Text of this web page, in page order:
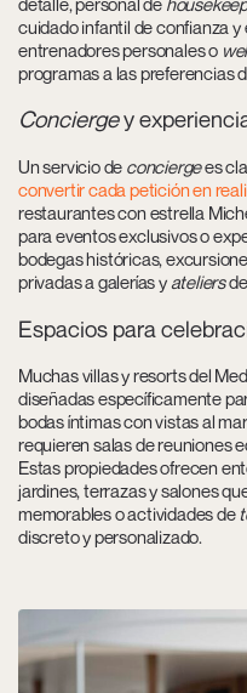
cuidado infantil de confianza
entrenadores personales o
programas a las preferencias
Conciergey
Un servicio de conciergees
convertir cada petición en
restaurantes con estrella
para eventos exclusivos o
bodegas históricas,
privadas a galerías yateliers
Espacios para
Muchas villas y resorts del
diseñadas específicamente
bodas íntimas con vistas al
requieren salas de reuniones
Estas propiedades ofrecen
jardines, terrazas y salones
memorables o actividades de
discreto y personalizado.